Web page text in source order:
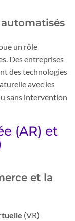
un rôle
Des entreprises
des technologies
avec les
sans intervention
(AR) et
et la
(VR)